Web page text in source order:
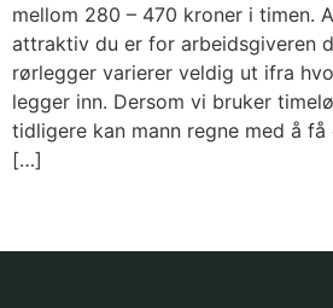
mellom 280 – 470 kroner i timen.
attraktiv du er for arbeidsgiveren
rørlegger varierer veldig ut ifra
legger inn. Dersom vi bruker
tidligere kan mann regne med å få
[…]